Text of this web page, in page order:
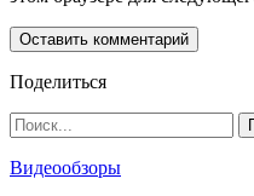
Поделиться
Видеообзоры